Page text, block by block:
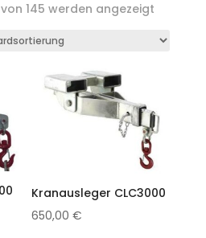
von 145 werden angezeigt
Kranausleger CLC3000
650,00€